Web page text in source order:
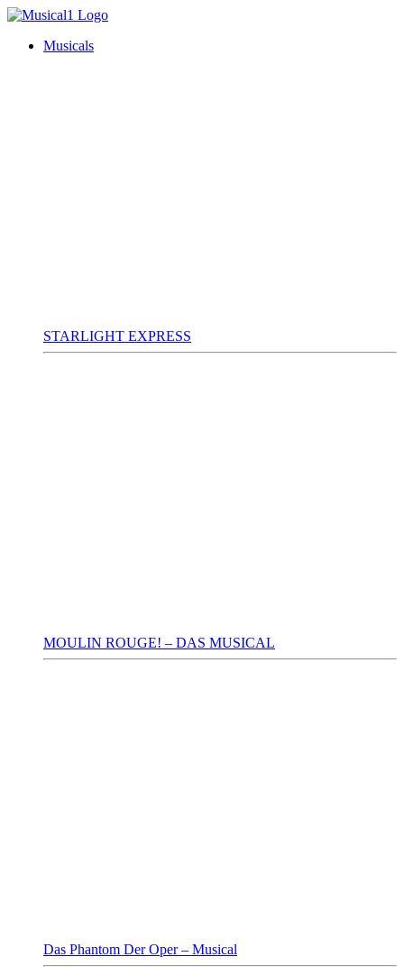
Musicals
STARLIGHT EXPRESS
MOULIN ROUGE! – DAS MUSICAL
Das Phantom Der Oper – Musical